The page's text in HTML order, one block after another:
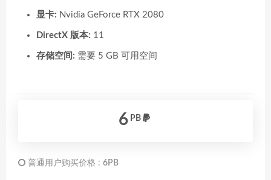
显卡: Nvidia GeForce RTX 2080
DirectX 版本: 11
存储空间: 需要 5 GB 可用空间
6 PB
普通用户购买价格 : 6PB